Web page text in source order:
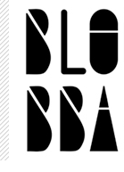
Saltar
al
contenido